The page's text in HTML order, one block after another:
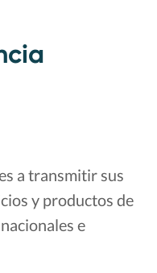
a transmitir sus
y productos de
e